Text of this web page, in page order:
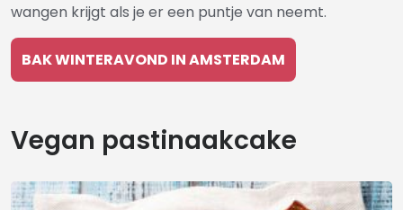
wangen krijgt als je er een puntje van neemt.
BAK WINTERAVOND IN AMSTERDAM
Vegan pastinaakcake